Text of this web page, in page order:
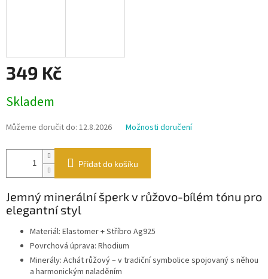
349 Kč
cena:
Skladem
Můžeme doručit do: 12.8.2026 Možnosti doručení
Přidat do košíku
Jemný minerální šperk v růžovo-bílém tónu pro
elegantní styl
Materiál: Elastomer + Stříbro Ag925
Povrchová úprava: Rhodium
Minerály: Achát růžový – v tradiční symbolice spojovaný s něhou
a harmonickým naladěním